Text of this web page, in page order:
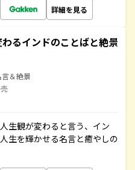
詳細を見る
るインドのことばと絶景
＆絶景
生観が変わると言う、イン
生を輝かせる名言と癒やしの